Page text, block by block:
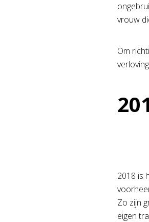
vrouw
Om
2018 is
Zo zijn
eigen